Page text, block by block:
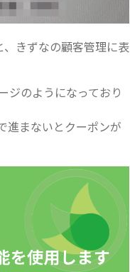
きずなの顧客管理に表
ジのようになっており
進まないとクーポンが